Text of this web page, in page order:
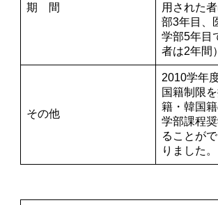
期 間
用された
部3年目、
学部5年目
者は2年間）
その他
2010学年
国籍制限
籍・韓国籍
学部課程
ることが
りました。